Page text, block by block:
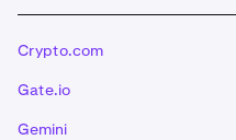
Crypto.com
Gate.io
Gemini